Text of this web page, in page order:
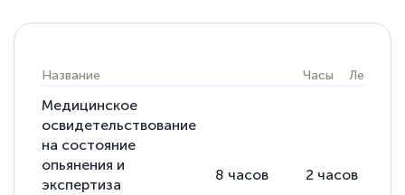
Выражаю благодарность за курс
повышения квалификации "Эксперт ЕГЭ по
русскому языку и литературе". Много
подготовиться к тестированию. Это
Название Часы Лекции
Медицинское
освидетельствование
на состояние
опьянения и
экспертиза
8 часов 2 часов